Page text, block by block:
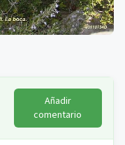
Añadir
comentario